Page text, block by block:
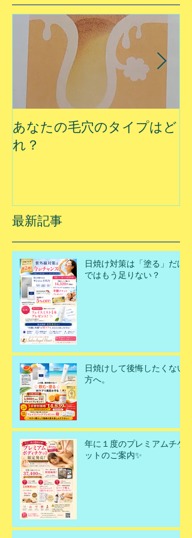
あなたの毛穴のタイプはど
れ？
最新記事
日焼け対策は「塗る」だけ
ではもう足りない？
日焼けして後悔したくない
方へ。
年に１度のプレミアムチケ
ットのご案内✨